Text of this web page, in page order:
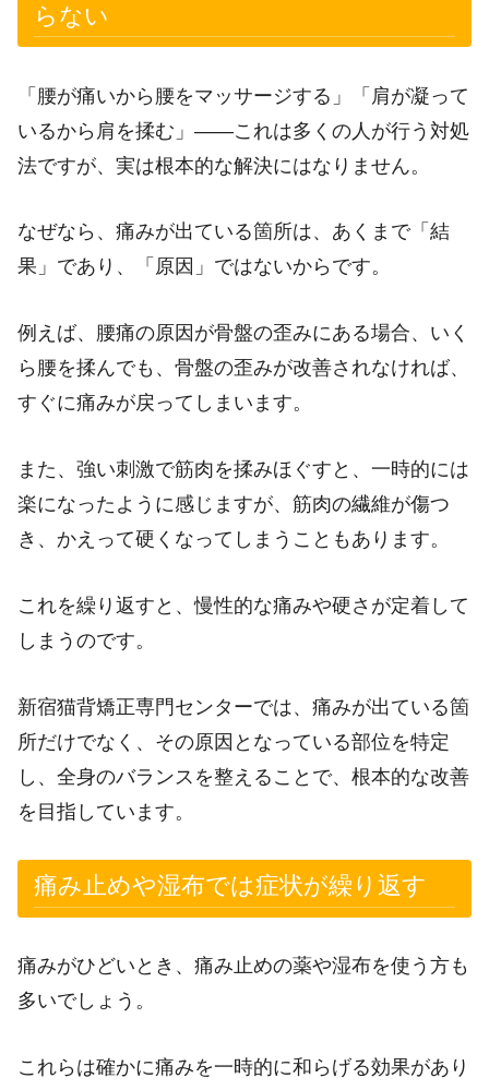
らない
「腰が痛いから腰をマッサージする」「肩が凝って
いるから肩を揉む」――これは多くの人が行う対処
法ですが、実は根本的な解決にはなりません。
なぜなら、痛みが出ている箇所は、あくまで「結
果」であり、「原因」ではないからです。
例えば、腰痛の原因が骨盤の歪みにある場合、いく
ら腰を揉んでも、骨盤の歪みが改善されなければ、
すぐに痛みが戻ってしまいます。
また、強い刺激で筋肉を揉みほぐすと、一時的には
楽になったように感じますが、筋肉の繊維が傷つ
き、かえって硬くなってしまうこともあります。
これを繰り返すと、慢性的な痛みや硬さが定着して
しまうのです。
新宿猫背矯正専門センターでは、痛みが出ている箇
所だけでなく、その原因となっている部位を特定
し、全身のバランスを整えることで、根本的な改善
を目指しています。
痛み止めや湿布では症状が繰り返す
痛みがひどいとき、痛み止めの薬や湿布を使う方も
多いでしょう。
これらは確かに痛みを一時的に和らげる効果があり